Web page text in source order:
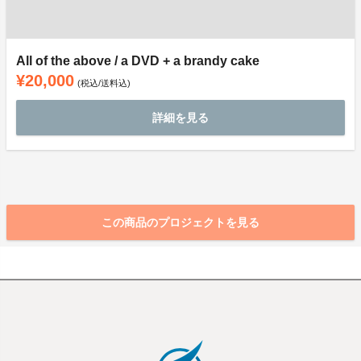
All of the above / a DVD + a brandy cake
¥20,000 (税込/送料込)
詳細を見る
この商品のプロジェクトを見る